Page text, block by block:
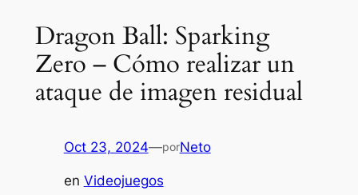
Dragon Ball: Sparking
Zero – Cómo realizar un
ataque de imagen residual
Oct 23, 2024—porNeto
en Videojuegos